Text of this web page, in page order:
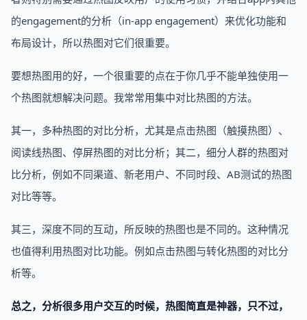
的engagement的分析（in-app engagement）来优化功能和
布局设计，所以热图对它们很重要。
要想热图用的好，一个很重要的点在于你几乎不能单独使用一
个热图就想解决问题。我常常用集中对比热图的方法。
其一，多种热图的对比分析，尤其是点击热图（触摸热图）、
阅读线热图、停屏热图的对比分析；其二，细分人群的热图对
比分析，例如不同渠道、新老用户、不同时段、AB测试的热图
对比等等。
其三，深度不同的互动，所反映的热图也是不同的。这种情况
也值得利用热图对比功能。例如点击热图与转化热图的对比分
析等。
总之，分析很多用户交互的时候，热图简直是神器，只不过，